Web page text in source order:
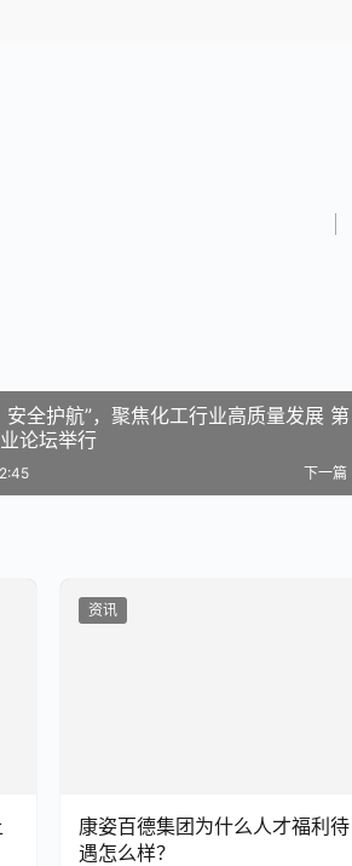
全护航”，聚焦化工行业高质量发展 第
论坛举行
下一篇
资讯
康姿百德集团为什么人才福利待
遇怎么样？